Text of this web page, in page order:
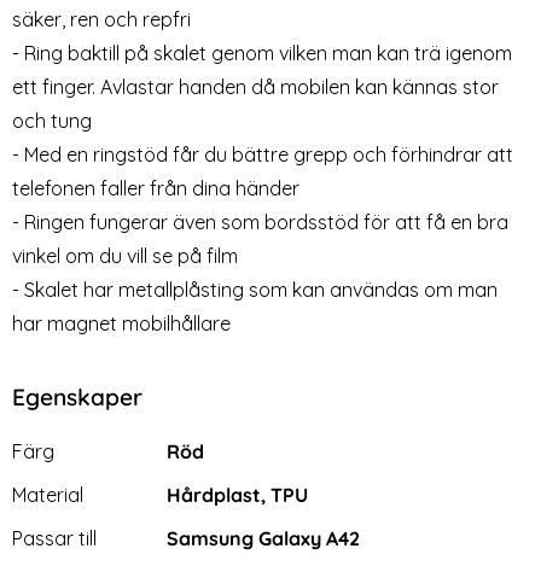
TPU Skal
Art. nr 13347
rea pris
79 kr tidigare pris
149 kr
Tillgänglighet:
Lagervara
Köp
- Samsung Galaxy A42 5G Skärmskydd i Härdat Glas
rea pris
49 kr tidigare pris
109 kr Köp
Samsung Galaxy A42
säker, ren och repfri
- Ring baktill på skalet genom vilken man kan trä igenom
ett finger. Avlastar handen då mobilen kan kännas stor
och tung
- Med en ringstöd får du bättre grepp och förhindrar att
telefonen faller från dina händer
- Ringen fungerar även som bordsstöd för att få en bra
vinkel om du vill se på film
- Skalet har metallplåsting som kan användas om man
har magnet mobilhållare
Egenskaper
Egenskaper/attribut för denna produkt
Attribut
Färg
Röd
Material
Hårdplast, TPU
Passar till
Samsung Galaxy A42